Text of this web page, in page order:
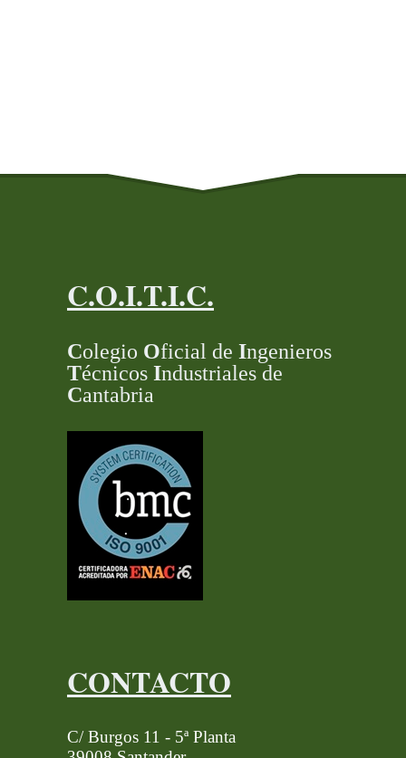
C.O.I.T.I.C.
Colegio Oficial de Ingenieros
Técnicos Industriales de
Cantabria
CONTACTO
C/ Burgos 11 - 5ª Planta